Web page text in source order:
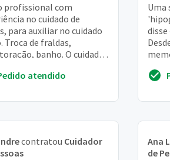
profissional com
no cuidado de
para auxiliar no cuidado
Troca de fraldas,
banho. O cuidado
atendido
Uma
disse
contratou Cuidador
Ana
de